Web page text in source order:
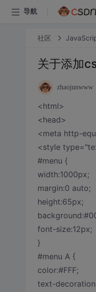
导航
社区
关于添加
zhaojunwww
<html>
<head>
<meta http-
<style
#menu {
width:1000px;
margin:0 auto;
height:65px;
font-size:12px;
}
#menu A {
color:#FFF;
text-